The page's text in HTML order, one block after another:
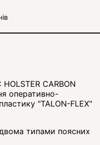
CARBON
оперативно-
"TALON-FLEX"
типами поясних